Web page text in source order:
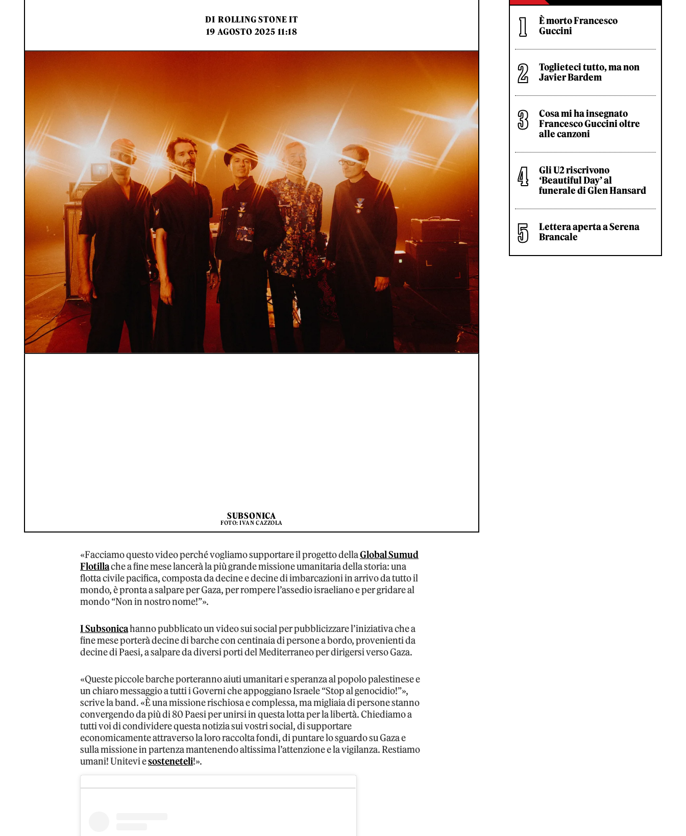
DI ROLLING STONE IT
19 AGOSTO 2025 11:18
SUBSONICA
FOTO: IVAN CAZZOLA
«Facciamo questo video perché vogliamo supportare il progetto dellaGlobal Sumud
Flotillache a fine mese lancerà la più grande missione umanitaria della storia: una
flotta civile pacifica, composta da decine e decine di imbarcazioni in arrivo da tutto il
mondo, è pronta a salpare per Gaza, per rompere l’assedio israeliano e per gridare al
mondo “Non in nostro nome!”».
I Subsonicahanno pubblicato un video sui social per pubblicizzare l’iniziativa che a
fine mese porterà decine di barche con centinaia di persone a bordo, provenienti da
decine di Paesi, a salpare da diversi porti del Mediterraneo per dirigersi verso Gaza.
«Queste piccole barche porteranno aiuti umanitari e speranza al popolo palestinese e
un chiaro messaggio a tutti i Governi che appoggiano Israele “Stop al genocidio!”»,
scrive la band. «È una missione rischiosa e complessa, ma migliaia di persone stanno
convergendo da più di 80 Paesi per unirsi in questa lotta per la libertà. Chiediamo a
tutti voi di condividere questa notizia sui vostri social, di supportare
economicamente attraverso la loro raccolta fondi, di puntare lo sguardo su Gaza e
sulla missione in partenza mantenendo altissima l’attenzione e la vigilanza. Restiamo
umani! Unitevi esosteneteli!».
È morto Francesco
Guccini
Toglieteci tutto, ma non
Javier Bardem
Cosa mi ha insegnato
Francesco Guccini oltre
alle canzoni
Gli U2 riscrivono
‘Beautiful Day’ al
funerale di Glen Hansard
Lettera aperta a Serena
Brancale